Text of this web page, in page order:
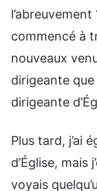
l’abreuvement
commencé à
nouveaux
dirigeante que
dirigeante
Plus tard, j’ai
d’Église, mais
voyais